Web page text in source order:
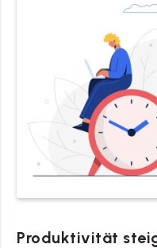
Produktivität